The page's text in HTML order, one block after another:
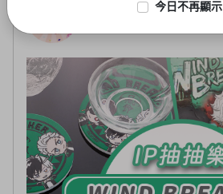
今日不再顯示